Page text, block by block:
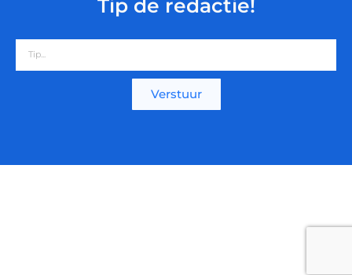
Tip de redactie!
Verstuur